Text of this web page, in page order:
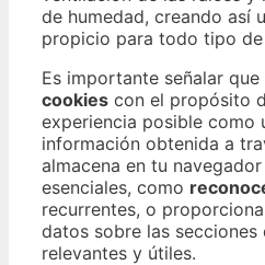
de humedad, creando así
propicio para todo tipo
Es importante señalar
cookies con el propósito
experiencia posible como
información obtenida a
almacena en tu
esenciales, como
recurrentes, o
datos sobre las secciones
relevantes y útiles.